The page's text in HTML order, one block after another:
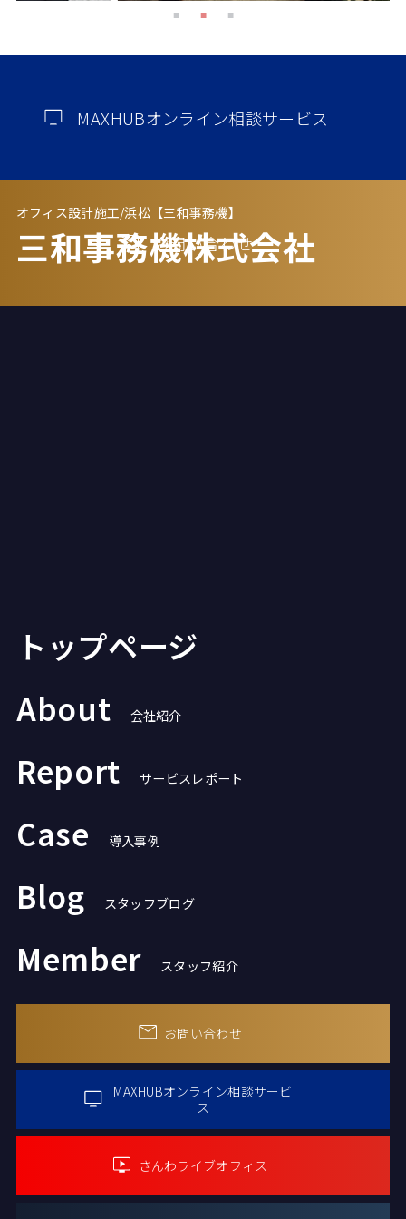
MAXHUBオンライン相談サービス
お問い合わせ
オフィス設計施工/浜松【三和事務機】
三和事務機株式会社
トップページ
About
会社紹介
Report サービスレポート
Case 導入事例
Blog スタッフブログ
Member スタッフ紹介
お問い合わせ
MAXHUBオンライン相談サービ
ス
さんわライブオフィス